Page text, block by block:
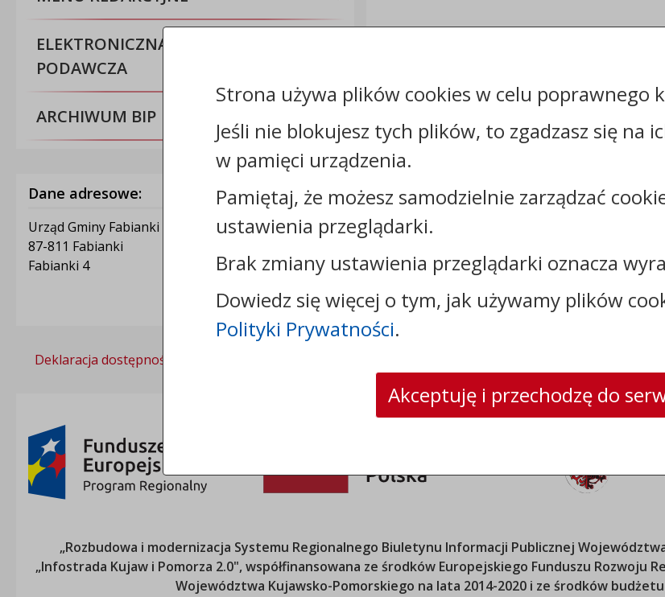
ELEKTRONICZNA SKRZYNKA
PODAWCZA
ARCHIWUM BIP
Dane adresowe:
Urząd Gminy Fabianki
87-811 Fabianki
Fabianki 4
Kontakt:
tel.:+48542517210
e-mail:gmina@fabianki.pl
strona www:fabianki.pl
Deklaracja dostępności
„Rozbudowa i modernizacja Systemu Regionalnego Biuletynu Informacji Publicznej
„Infostrada Kujaw i Pomorza 2.0", współfinansowana ze środków Europejskiego Funduszu Rozwoju
Województwa Kujawsko-Pomorskiego na lata 2014-2020 i ze środków budżetu
Strona używa plików cookies w celu poprawnego
Jeśli nie blokujesz tych plików, to zgadzasz się na
w pamięci urządzenia.
Pamiętaj, że możesz samodzielnie zarządzać
ustawienia przeglądarki.
Brak zmiany ustawienia przeglądarki oznacza
Dowiedz się więcej o tym, jak używamy plików
Polityki Prywatności.
Akceptuję i przechodzę do